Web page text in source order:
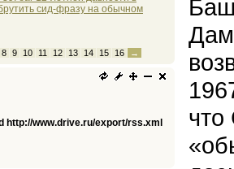
сид-фразу на обычном
8 9 10 11 12 13 14 15 16 →
http://www.drive.ru/export/rss.xml
что